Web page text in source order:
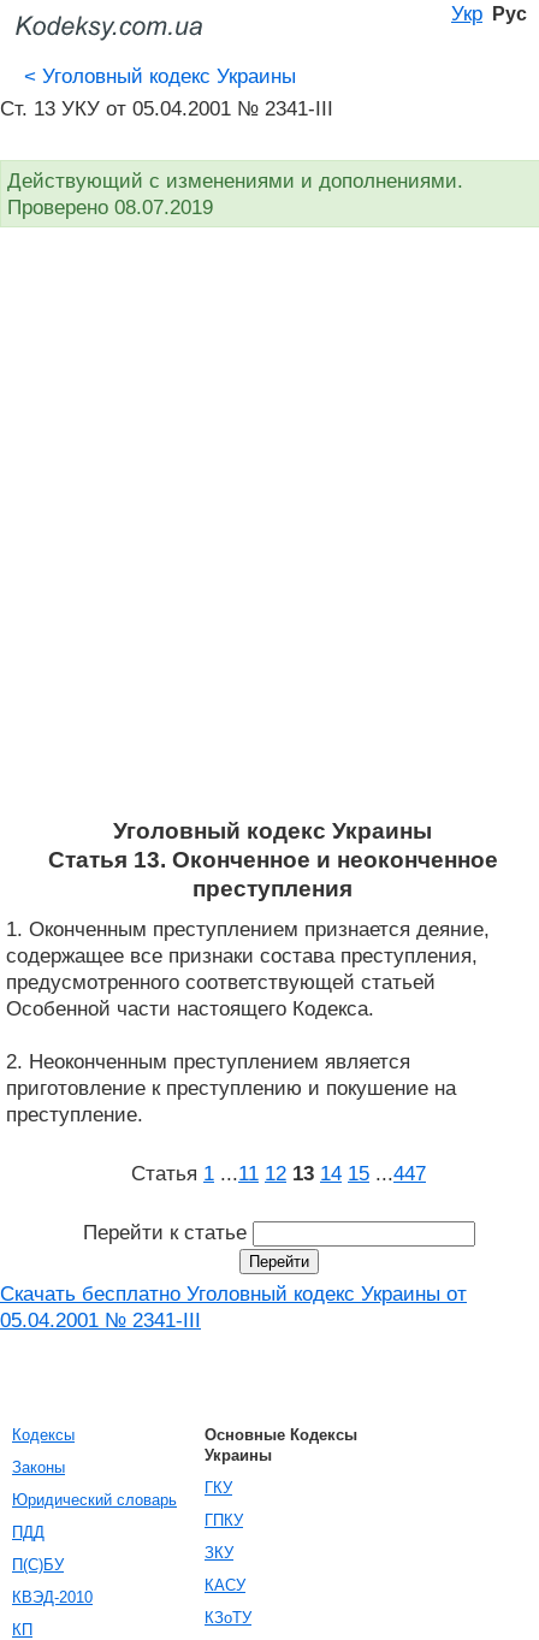
Укр Рус
< Уголовный кодекс Украины
Ст. 13 УКУ от 05.04.2001 № 2341-III
Действующий с изменениями и дополнениями.
Проверено 08.07.2019
Уголовный кодекс Украины
Статья 13. Оконченное и неоконченное
преступления
1. Оконченным преступлением признается деяние,
содержащее все признаки состава преступления,
предусмотренного соответствующей статьей
Особенной части настоящего Кодекса.
2. Неоконченным преступлением является
приготовление к преступлению и покушение на
преступление.
Статья 1 ...11 12 13 14 15 ...447
Перейти к статье
Скачать бесплатно Уголовный кодекс Украины от
05.04.2001 № 2341-III
Кодексы
Законы
Юридический словарь
ПДД
П(С)БУ
КВЭД-2010
КП
Основные Кодексы
Украины
ГКУ
ГПКУ
ЗКУ
КАСУ
КЗоТУ